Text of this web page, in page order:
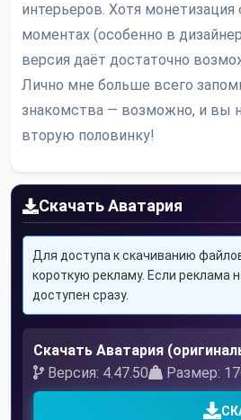
интерьеров. Хотя
моментах (особенно в
версия даёт достаточно
Лично мне больше всего
знакомства — возможно, и вы
вторую половинку!
Скачать Аватария
Для доступа к скачиванию
короткую рекламу. Если реклама
доступен сразу.
Скачать Аватария
Версия: 4.47.50
Размер: